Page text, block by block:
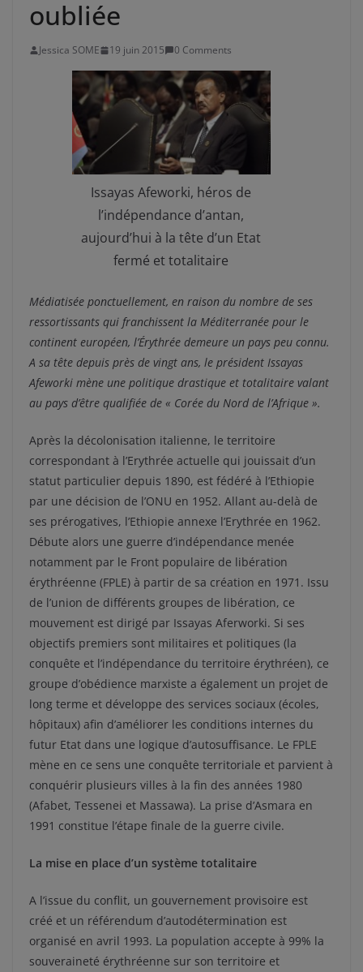
oubliée
Jessica SOME 19 juin 2015 0 Comments
Issayas Afeworki, héros de
l’indépendance d’antan,
aujourd’hui à la tête d’un Etat
fermé et totalitaire
Médiatisée ponctuellement, en raison du nombre de ses
ressortissants qui franchissent la Méditerranée pour le
continent européen, l’Érythrée demeure un pays peu connu.
A sa tête depuis près de vingt ans, le président Issayas
Afeworki mène une politique drastique et totalitaire valant
au pays d’être qualifiée de « Corée du Nord de l’Afrique ».
Après la décolonisation italienne, le territoire
correspondant à l’Erythrée actuelle qui jouissait d’un
statut particulier depuis 1890, est fédéré à l’Ethiopie
par une décision de l’ONU en 1952. Allant au-delà de
ses prérogatives, l’Ethiopie annexe l’Erythrée en 1962.
Débute alors une guerre d’indépendance menée
notamment par le Front populaire de libération
érythréenne (FPLE) à partir de sa création en 1971. Issu
de l’union de différents groupes de libération, ce
mouvement est dirigé par Issayas Aferworki. Si ses
objectifs premiers sont militaires et politiques (la
conquête et l’indépendance du territoire érythréen), ce
groupe d’obédience marxiste a également un projet de
long terme et développe des services sociaux (écoles,
hôpitaux) afin d’améliorer les conditions internes du
futur Etat dans une logique d’autosuffisance. Le FPLE
mène en ce sens une conquête territoriale et parvient à
conquérir plusieurs villes à la fin des années 1980
(Afabet, Tessenei et Massawa). La prise d’Asmara en
1991 constitue l’étape finale de la guerre civile.
La mise en place d’un système totalitaire
A l’issue du conflit, un gouvernement provisoire est
créé et un référendum d’autodétermination est
organisé en avril 1993. La population accepte à 99% la
souveraineté érythréenne sur son territoire et